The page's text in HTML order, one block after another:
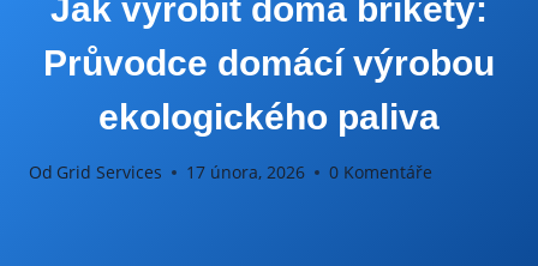
Jak vyrobit doma brikety:
Průvodce domácí výrobou
ekologického paliva
Od Grid Services 17 února, 2026 0 Komentáře